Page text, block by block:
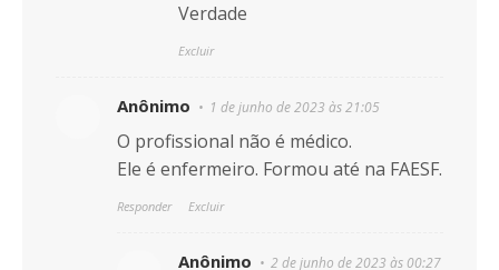
Verdade
Excluir
Anônimo 1 de junho de 2023 às 21:05
O profissional não é médico.
Ele é enfermeiro. Formou até na FAESF.
Responder Excluir
Anônimo 2 de junho de 2023 às 00:27